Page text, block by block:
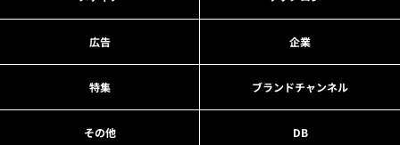
広告 企業
特集 ブランドチャンネル
その他 DB